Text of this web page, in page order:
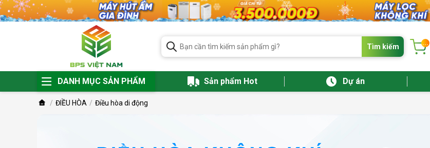
Tìm kiếm ...
DANH MỤC SẢN PHẨM Sản phẩm Hot Dự án
ĐIỀU HÒA Điều hòa di động